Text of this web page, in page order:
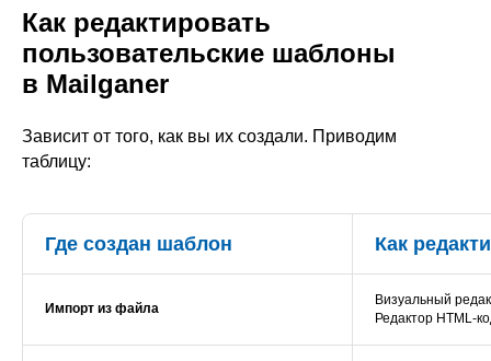
Как редактировать
пользовательские шаблоны
в Mailganer
Зависит от того, как вы их создали. Приводим
таблицу:
Где создан шаблон Как
Импорт из файла
Визуальный
Редактор HTML-